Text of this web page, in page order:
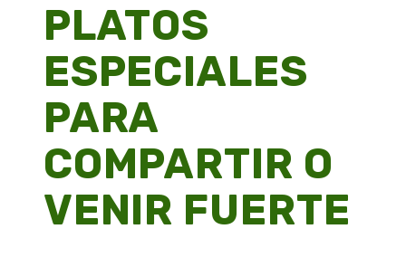
PLATOS
ESPECIALES
PARA
COMPARTIR O
VENIR FUERTE